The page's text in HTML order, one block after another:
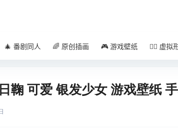
🎄 番剧同人 🌈 原创插画 🎮 游戏壁纸 🧚‍♀️ 虚拟
鞠 可爱 银发少女 游戏壁纸